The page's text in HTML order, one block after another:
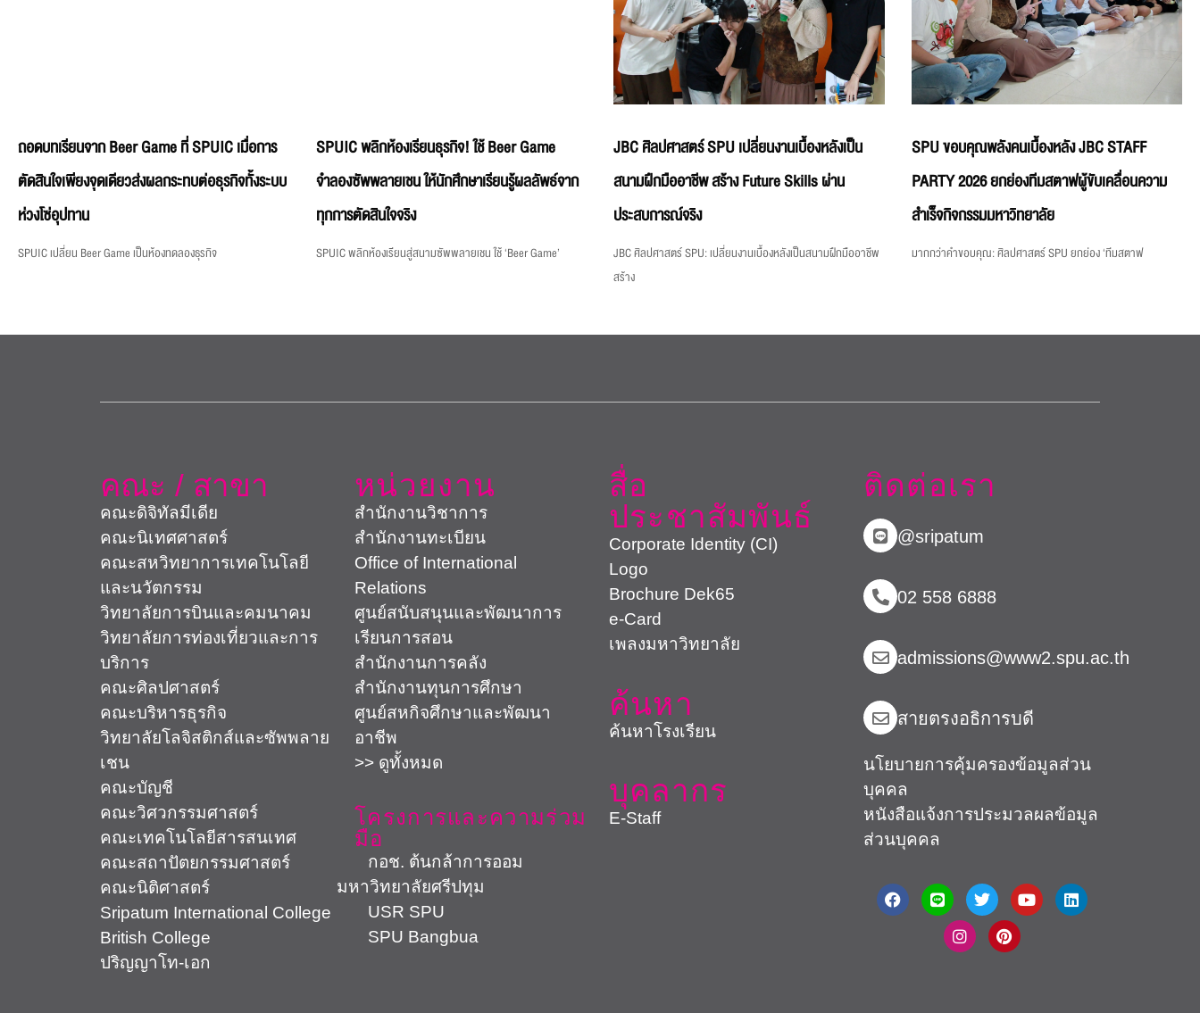
ถอดบทเรียนจาก Beer Game ที่ SPUIC เมื่อการ
ตัดสินใจเพียงจุดเดียวส่งผลกระทบต่อธุรกิจทั้งระบบ
ห่วงโซ่อุปทาน
SPUIC เปลี่ยน Beer Game เป็นห้องทดลองธุรกิจ
SPUIC พลิกห้องเรียนธุรกิจ! ใช้ Beer Game
จำลองซัพพลายเชน ให้นักศึกษาเรียนรู้ผลลัพธ์จาก
ทุกการตัดสินใจจริง
SPUIC พลิกห้องเรียนสู่สนามซัพพลายเชน ใช้ ‘Beer Game’
JBC ศิลปศาสตร์ SPU เปลี่ยนงานเบื้องหลังเป็น
สนามฝึกมืออาชีพ สร้าง Future Skills ผ่าน
ประสบการณ์จริง
JBC ศิลปศาสตร์ SPU: เปลี่ยนงานเบื้องหลังเป็นสนามฝึกมืออาชีพ
สร้าง
SPU ขอบคุณพลังคนเบื้องหลัง JBC STAFF
PARTY 2026 ยกย่องทีมสตาฟผู้ขับเคลื่อนความ
สำเร็จกิจกรรมมหาวิทยาลัย
มากกว่าคำขอบคุณ: ศิลปศาสตร์ SPU ยกย่อง ‘ทีมสตาฟ
คณะ / สาขา
คณะดิจิทัลมีเดีย
คณะนิเทศศาสตร์
คณะสหวิทยาการเทคโนโลยี
และนวัตกรรม
วิทยาลัยการบินและคมนาคม
วิทยาลัยการท่องเที่ยวและการ
บริการ
คณะศิลปศาสตร์
คณะบริหารธุรกิจ
วิทยาลัยโลจิสติกส์และซัพพลาย
เชน
คณะบัญชี
คณะวิศวกรรมศาสตร์
คณะเทคโนโลยีสารสนเทศ
คณะสถาปัตยกรรมศาสตร์
คณะนิติศาสตร์
Sripatum International College
British College
ปริญญาโท-เอก
หน่วยงาน
สำนักงานวิชาการ
สำนักงานทะเบียน
Office of International
Relations
ศูนย์สนับสนุนและพัฒนาการ
เรียนการสอน
สำนักงานการคลัง
สำนักงานทุนการศึกษา
ศูนย์สหกิจศึกษาและพัฒนา
อาชีพ
>> ดูทั้งหมด
โครงการและความร่วม
มือ
กอช. ต้นกล้าการออม
มหาวิทยาลัยศรีปทุม
USR SPU
SPU Bangbua
สื่อ
ประชาสัมพันธ์
Corporate Identity (CI)
Logo
Brochure Dek65
e-Card
เพลงมหาวิทยาลัย
ค้นหา
ค้นหาโรงเรียน
บุคลากร
E-Staff
ติดต่อเรา
@sripatum
02 558 6888
admissions@www2.spu.ac.th
สายตรงอธิการบดี​
นโยบายการคุ้มครองข้อมูลส่วน
บุคคล
หนังสือแจ้งการประมวลผลข้อมูล
ส่วนบุคคล